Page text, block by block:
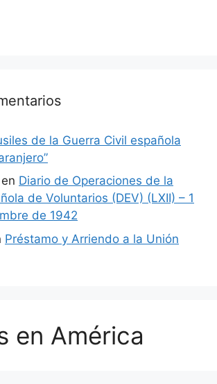
de la Guerra Civil española
en Diario de Operaciones de la
de Voluntarios (DEV) (LXII) – 1
de 1942
Préstamo y Arriendo a la Unión
en América